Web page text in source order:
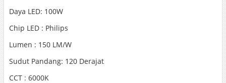
Daya LED: 100W
Chip LED : Philips
Lumen : 150 LM/W
Sudut Pandang: 120 Derajat
CCT : 6000K